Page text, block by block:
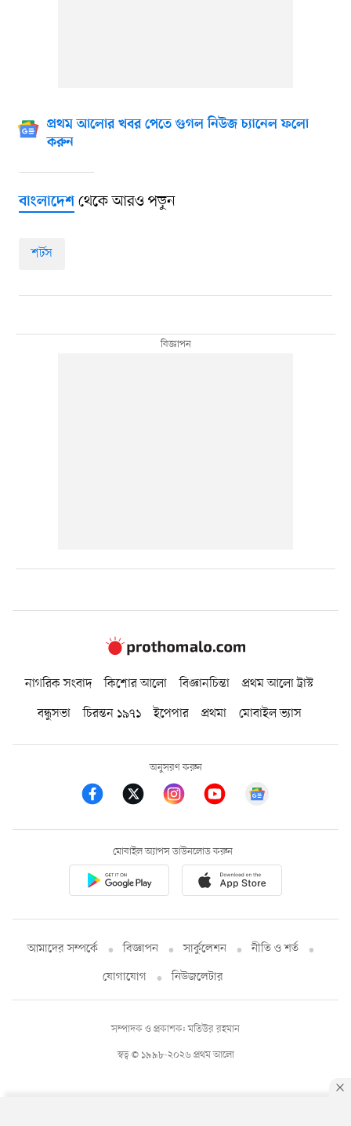
প্রথম আলোর খবর পেতে গুগল নিউজ চ্যানেল ফলো
করুন
বাংলাদেশথেকে আরও পড়ুন
শর্টস
নাগরিক সংবাদ কিশোর আলো বিজ্ঞানচিন্তা
প্রথম আলো ট্রাস্ট
বন্ধুসভা
চিরন্তন ১৯৭১ ইপেপার প্রথমা মোবাইল ভ্যাস
অনুসরণ করুন
মোবাইল অ্যাপস ডাউনলোড করুন
আমাদের সম্পর্কে বিজ্ঞাপন সার্কুলেশন
নীতি ও শর্ত
যোগাযোগ
নিউজলেটার
স্বত্ব © ১৯৯৮-২০২৬ প্রথম আলো
সম্পাদক ও প্রকাশক: মতিউর রহমান